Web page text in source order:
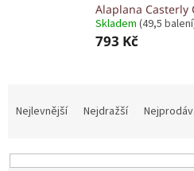
Alaplana Casterly
Skladem (49,5
793 Kč
n
Nejlevnější Nejdražší